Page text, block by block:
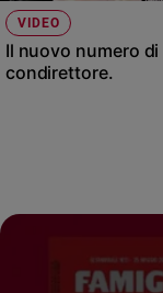
VIDEO
Il nuovo numero
condirettore.